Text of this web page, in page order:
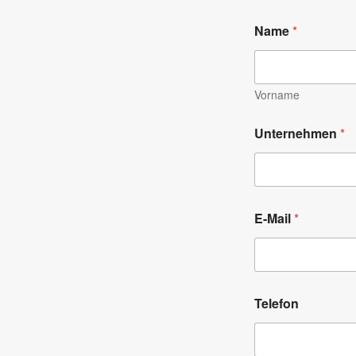
Name*
Vorname
Unternehmen *
E-Mail*
Telefon